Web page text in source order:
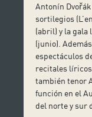
Antonín
sortilegios
(abril) y la gala
(junio).
espectáculos
recitales
también tenor
función en el
del norte y sur